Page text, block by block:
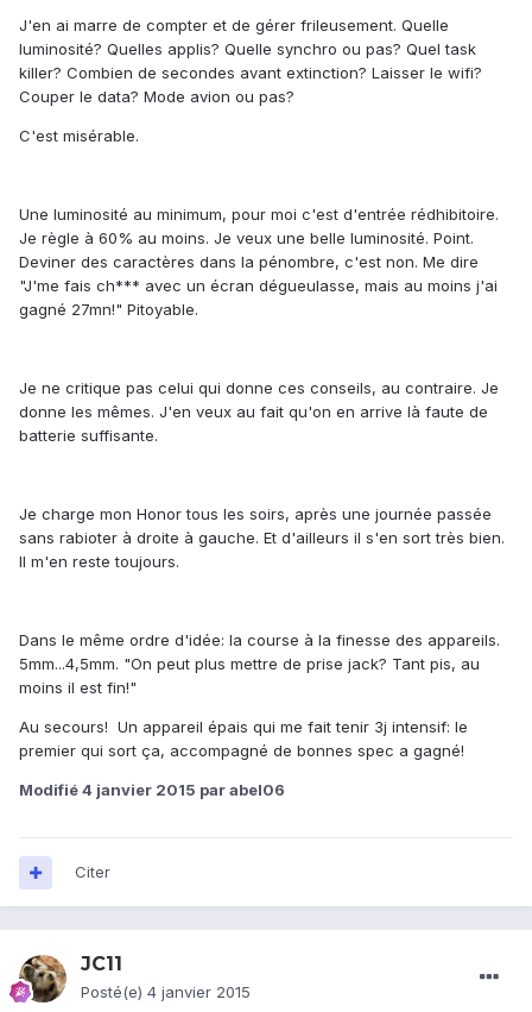
J'en ai marre de compter et de gérer frileusement. Quelle
luminosité? Quelles applis? Quelle synchro ou pas? Quel task
killer? Combien de secondes avant extinction? Laisser le wifi?
Couper le data? Mode avion ou pas?
C'est misérable.
Une luminosité au minimum, pour moi c'est d'entrée rédhibitoire.
Je règle à 60% au moins. Je veux une belle luminosité. Point.
Deviner des caractères dans la pénombre, c'est non. Me dire
"J'me fais ch*** avec un écran dégueulasse, mais au moins j'ai
gagné 27mn!" Pitoyable.
Je ne critique pas celui qui donne ces conseils, au contraire. Je
donne les mêmes. J'en veux au fait qu'on en arrive là faute de
batterie suffisante.
Je charge mon Honor tous les soirs, après une journée passée
sans rabioter à droite à gauche. Et d'ailleurs il s'en sort très bien.
Il m'en reste toujours.
Dans le même ordre d'idée: la course à la finesse des appareils.
5mm...4,5mm. "On peut plus mettre de prise jack? Tant pis, au
moins il est fin!"
Au secours! Un appareil épais qui me fait tenir 3j intensif: le
premier qui sort ça, accompagné de bonnes spec a gagné!
Modifié4 janvier 2015 par abel06
Citer
JC11
Posté(e) 4 janvier 2015